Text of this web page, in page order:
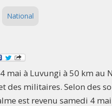
National
mai à Luvungi à 50 km au
des militaires. Selon des
est revenu samedi 4